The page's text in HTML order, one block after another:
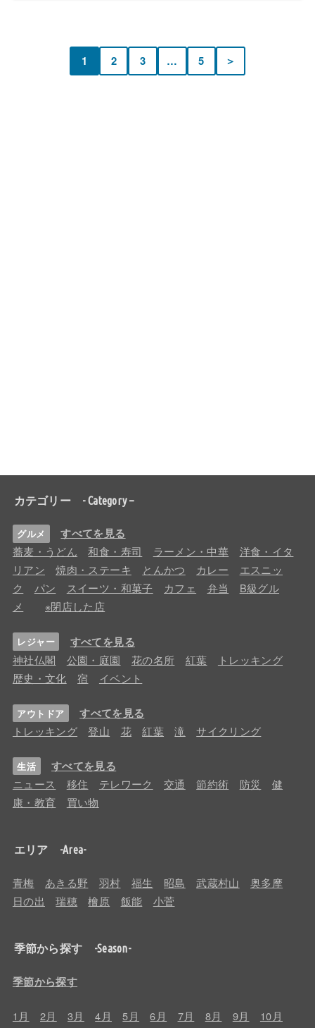
1 2 3 … 5 ＞
カテゴリー - Category –
グルメ すべてを見る
蕎麦・うどん 和食・寿司 ラーメン・中華
洋食・イタ
リアン
焼肉・ステーキ とんかつ カレー
エスニッ
ク
パン スイーツ・和菓子 カフェ 弁当
B級グル
メ
※閉店した店
レジャー すべてを見る
神社仏閣 公園・庭園 花の名所 紅葉
トレッキング
歴史・文化
宿 イベント
アウトドア すべてを見る
トレッキング 登山 花 紅葉 滝 サイクリング
生活 すべてを見る
ニュース 移住 テレワーク 交通 節約術 防災
健
康・教育
買い物
エリア -Area-
青梅 あきる野 羽村 福生 昭島 武蔵村山
奥多摩
日の出
瑞穂 檜原 飯能 小菅
季節から探す -Season-
季節から探す
1月 2月 3月 4月 5月 6月 7月 8月 9月
10月